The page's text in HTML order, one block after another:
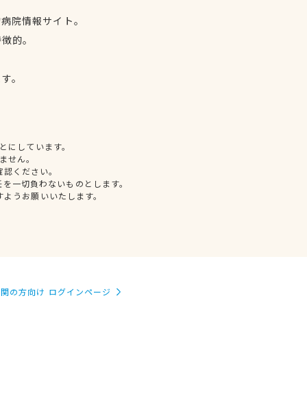
院情報サイト。
的。
。
しています。
せん。
ください。
一切負わないものとします。
うお願いいたします。
の方向け ログインページ